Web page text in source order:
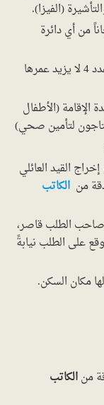
(الفيزا).
من أي دائرة
صورة شخصية ملونة على خلفية بيضاء عدد 4 لا يزيد عمرها
(الأطفال
القيد العائلي
من الكاتب
صاحب الطلب قاصر،
على الطلب نيابةً
لها مكان السكن.
منالكاتب